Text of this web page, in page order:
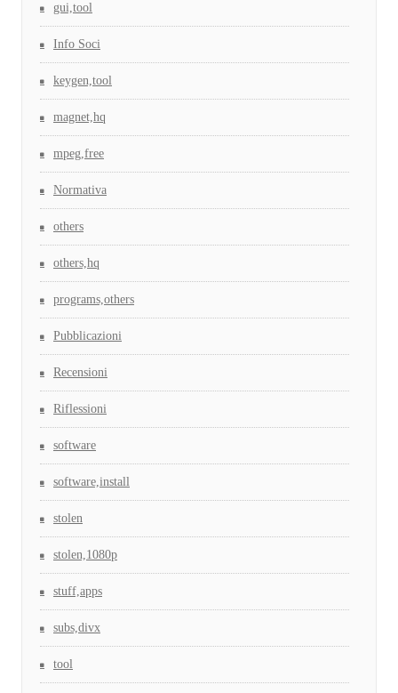
gui,tool
Info Soci
keygen,tool
magnet,hq
mpeg,free
Normativa
others
others,hq
programs,others
Pubblicazioni
Recensioni
Riflessioni
software
software,install
stolen
stolen,1080p
stuff,apps
subs,divx
tool